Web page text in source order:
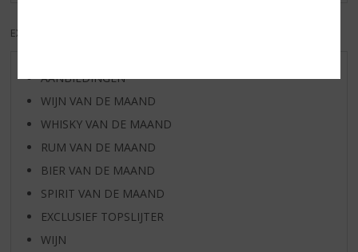
EXCL. BTW
AANBIEDINGEN
WIJN VAN DE MAAND
WHISKY VAN DE MAAND
RUM VAN DE MAAND
BIER VAN DE MAAND
SPIRIT VAN DE MAAND
EXCLUSIEF TOPSLIJTER
WIJN